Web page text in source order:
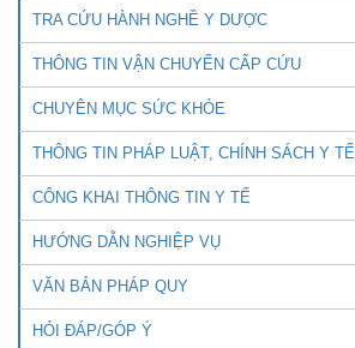
TRA CỨU HÀNH NGHỀ Y DƯỢC
THÔNG TIN VẬN CHUYỂN CẤP CỨU
CHUYÊN MỤC SỨC KHỎE
THÔNG TIN PHÁP LUẬT, CHÍNH SÁCH Y TẾ
CÔNG KHAI THÔNG TIN Y TẾ
HƯỚNG DẪN NGHIỆP VỤ
VĂN BẢN PHÁP QUY
HỎI ĐÁP/GÓP Ý